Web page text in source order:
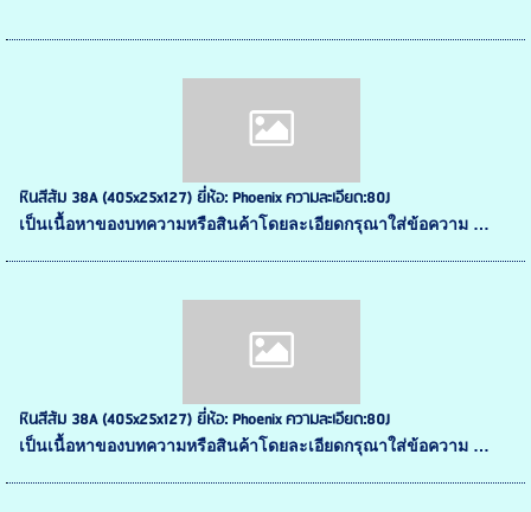
หินสีส้ม 38A (405x25x127) ยี่ห้อ: Phoenix ความละเอียด:80J
เป็นเนื้อหาของบทความหรือสินค้าโดยละเอียดกรุณาใส่ข้อความ …
หินสีส้ม 38A (405x25x127) ยี่ห้อ: Phoenix ความละเอียด:80J
เป็นเนื้อหาของบทความหรือสินค้าโดยละเอียดกรุณาใส่ข้อความ …